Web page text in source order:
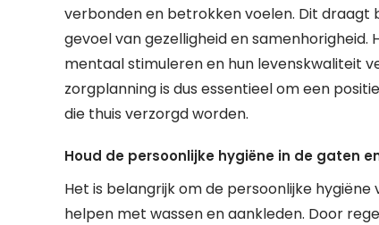
verbonden en betrokken voelen. Dit
gevoel van gezelligheid en
mentaal stimuleren en hun levenskwaliteit
zorgplanning is dus essentieel om een
die thuis verzorgd worden.
Houd de persoonlijke hygiëne in de gaten
Het is belangrijk om de persoonlijke
helpen met wassen en aankleden. Door